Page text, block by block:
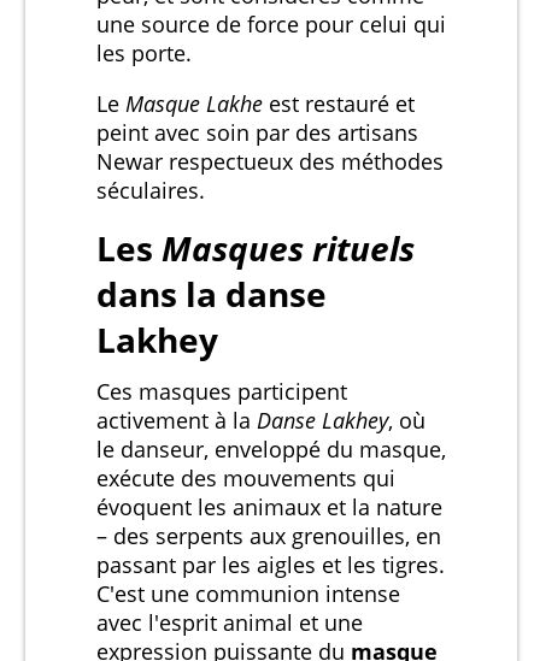
une source de force pour celui qui
les porte.
Le Masque Lakhe est restauré et
peint avec soin par des artisans
Newar respectueux des méthodes
séculaires.
Les Masques rituels
dans la danse
Lakhey
Ces masques participent
activement à la Danse Lakhey, où
le danseur, enveloppé du masque,
exécute des mouvements qui
évoquent les animaux et la nature
– des serpents aux grenouilles, en
passant par les aigles et les tigres.
C'est une communion intense
avec l'esprit animal et une
expression puissante du masque